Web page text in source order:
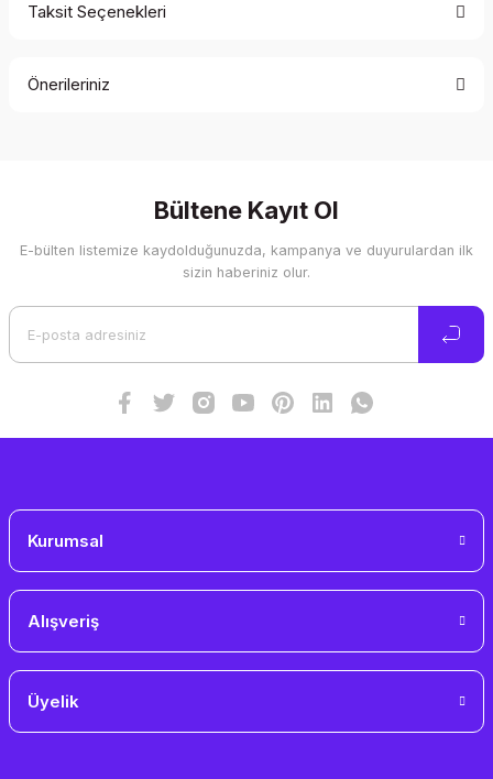
Taksit Seçenekleri
Önerileriniz
Görüş ve önerileriniz için teşekkür ederiz.
Ürün resmi kalitesiz, bozuk veya görüntülenemiyor.
Bültene Kayıt Ol
E-bülten listemize kaydolduğunuzda, kampanya ve duyurulardan ilk
sizin haberiniz olur.
Kurumsal
Alışveriş
Üyelik